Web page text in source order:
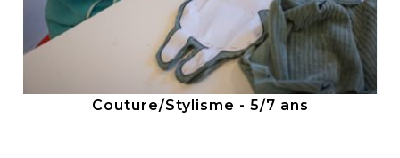
Couture/Stylisme - 5/7 ans